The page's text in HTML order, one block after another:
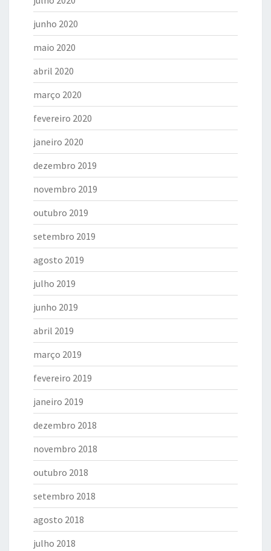
junho 2020
maio 2020
abril 2020
março 2020
fevereiro 2020
janeiro 2020
dezembro 2019
novembro 2019
outubro 2019
setembro 2019
agosto 2019
julho 2019
junho 2019
abril 2019
março 2019
fevereiro 2019
janeiro 2019
dezembro 2018
novembro 2018
outubro 2018
setembro 2018
agosto 2018
julho 2018